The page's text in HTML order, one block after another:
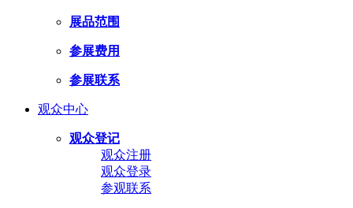
展品范围
参展费用
参展联系
观众中心
观众登记
观众注册
观众登录
参观联系